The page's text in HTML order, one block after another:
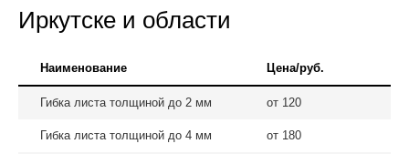
Иркутске и области
Наименование Цена/руб.
Гибка листа толщиной до 2 мм от 120
Гибка листа толщиной до 4 мм от 180